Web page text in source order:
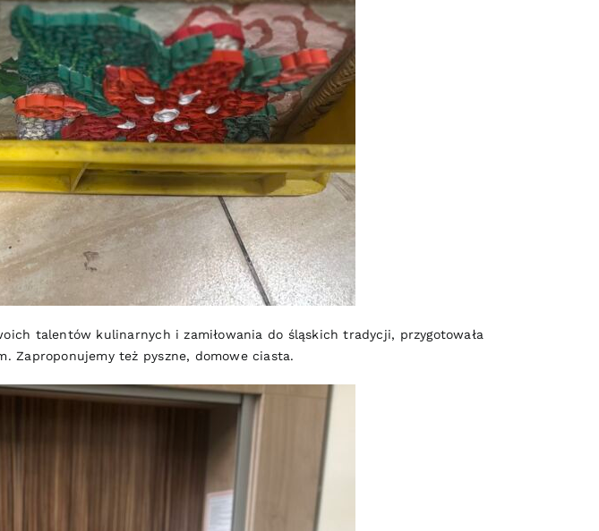
talentów kulinarnych i zamiłowania do śląskich tradycji, przygotowała
Zaproponujemy też pyszne, domowe ciasta.